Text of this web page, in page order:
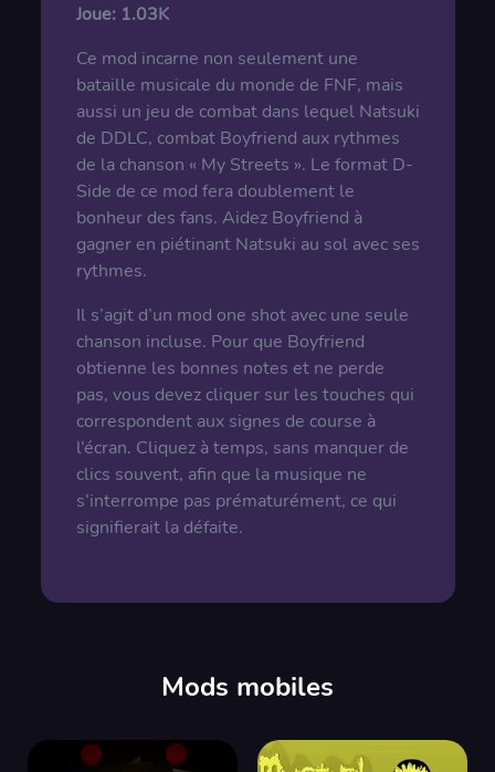
Joue: 1.03K
Ce mod incarne non seulement une
bataille musicale du monde de FNF, mais
aussi un jeu de combat dans lequel Natsuki
de DDLC, combat Boyfriend aux rythmes
de la chanson « My Streets ». Le format D-
Side de ce mod fera doublement le
bonheur des fans. Aidez Boyfriend à
gagner en piétinant Natsuki au sol avec ses
rythmes.
Il s’agit d’un mod one shot avec une seule
chanson incluse. Pour que Boyfriend
obtienne les bonnes notes et ne perde
pas, vous devez cliquer sur les touches qui
correspondent aux signes de course à
l’écran. Cliquez à temps, sans manquer de
clics souvent, afin que la musique ne
s’interrompe pas prématurément, ce qui
signifierait la défaite.
Mods mobiles